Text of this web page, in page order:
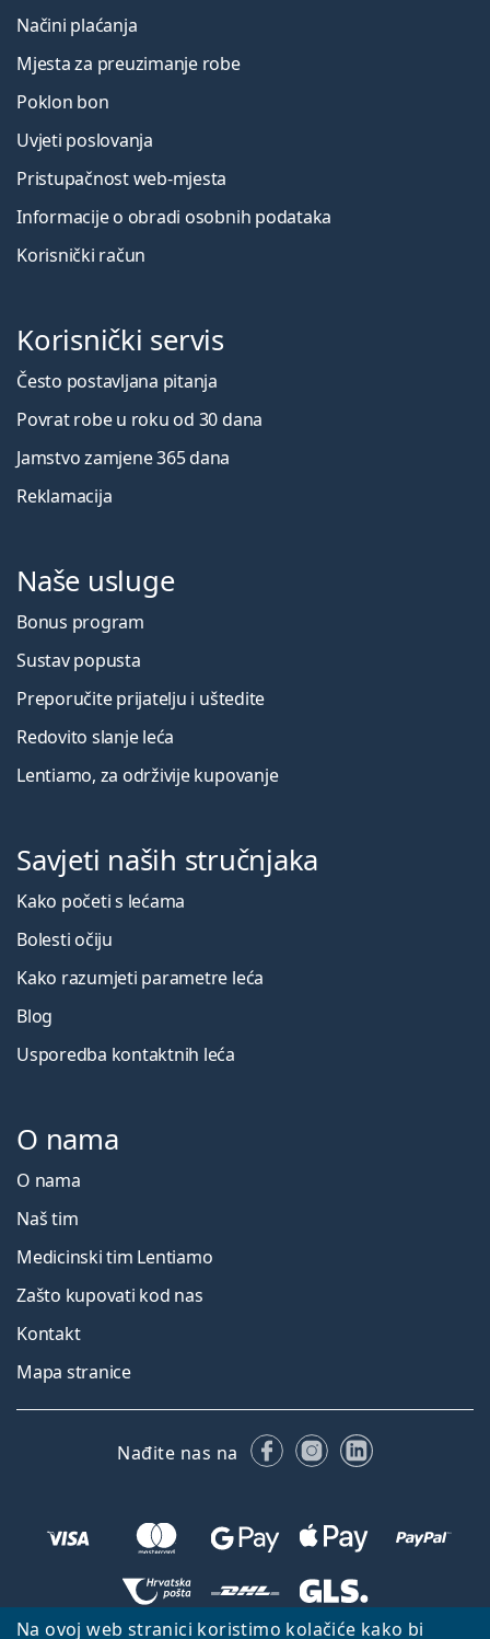
Na ovoj web stranici koristimo kolačiće kako bi
Načini plaćanja
Mjesta za preuzimanje robe
Poklon bon
Uvjeti poslovanja
Pristupačnost web-mjesta
Informacije o obradi osobnih podataka
Korisnički račun
Korisnički servis
Često postavljana pitanja
Povrat robe u roku od 30 dana
Jamstvo zamjene 365 dana
Reklamacija
Naše usluge
Bonus program
Sustav popusta
Preporučite prijatelju i uštedite
Redovito slanje leća
Lentiamo, za održivije kupovanje
Savjeti naših stručnjaka
Kako početi s lećama
Bolesti očiju
Kako razumjeti parametre leća
Blog
Usporedba kontaktnih leća
O nama
O nama
Naš tim
Medicinski tim Lentiamo
Zašto kupovati kod nas
Kontakt
Mapa stranice
Nađite nas na FacebookuInstagramu
LinkedIn